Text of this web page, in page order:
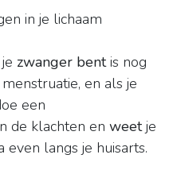
in je lichaam
zwanger bentis nog
en als je
een
de klachten en weetje
even langs je huisarts.